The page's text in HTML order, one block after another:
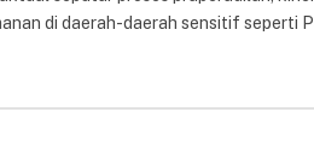
di daerah-daerah sensitif seperti